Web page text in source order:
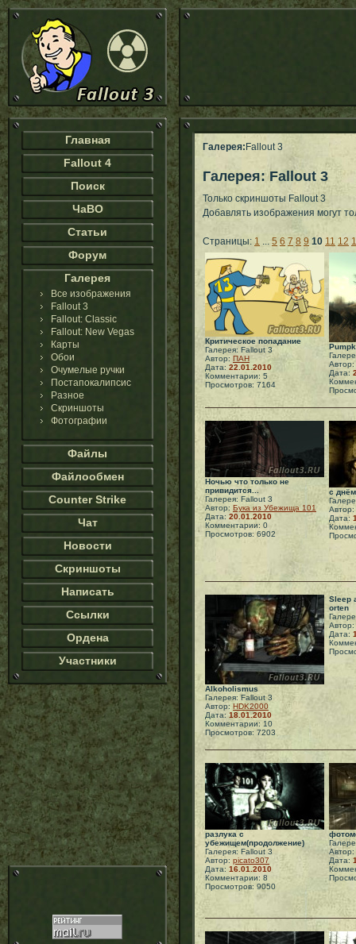
Главная
Fallout 4
Поиск
ЧаВО
Статьи
Форум
Галерея
Все изображения
Fallout 3
Fallout: Classic
Fallout: New Vegas
Карты
Обои
Очумелые ручки
Постапокалипсис
Разное
Скриншоты
Фотографии
Файлы
Файлообмен
Counter Strike
Чат
Новости
Скриншоты
Написать
Ссылки
Ордена
Участники
Галерея: Fallout 3
Галерея: Fallout 3
Только скриншоты Fallout 3
Добавлять изображения могут
Страницы: 1 ... 5 6 7 8 9 10 11 12
Критическое попадание
Галерея: Fallout 3
Автор: ПАН
Дата: 22.01.2010
Комментарии: 5
Просмотров: 7164
Автор:
Дата:
Ночью что только не
привидится...
Галерея: Fallout 3
Автор: Бука из Убежища 101
Дата: 20.01.2010
Комментарии: 0
Просмотров: 6902
с
Автор:
Дата:
Alkoholismus
Галерея: Fallout 3
Автор: HDK2000
Дата:18.01.2010
Комментарии: 10
Просмотров: 7203
Sleep
orten
Автор:
Дата:
разлука с
убежищем(продолжение)
Галерея: Fallout 3
Автор: picato307
Дата: 16.01.2010
Комментарии: 8
Просмотров: 9050
Автор:
Дата: